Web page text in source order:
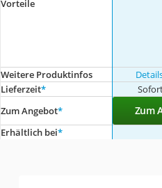
Vorteile
Weitere Produktinfos
Lieferzeit*
Zum Angebot* Zum
Erhältlich bei*